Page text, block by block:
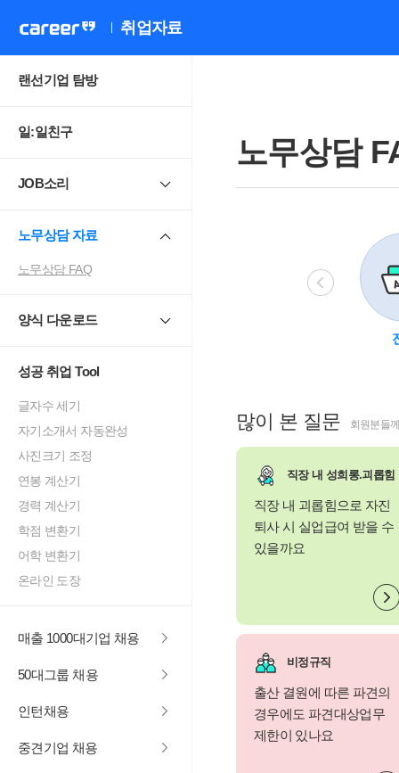
취업자료
랜선기업 탐방
일:일친구
JOB소리
노무상담 자료
노무상담 FAQ
양식 다운로드
성공 취업 Tool
글자수 세기
자기소개서 자동완성
사진크기 조정
연봉 계산기
경력 계산기
학점 변환기
어학 변환기
온라인 도장
매출 1000대기업 채용
50대그룹 채용
인턴채용
중견기업 채용
노무상담
많이 본 질문 회원분들
직장 내 성희롱.괴롭힘
직장 내 괴롭힘으로 자진
퇴사 시 실업급여 받을 수
있을까요
비정규직
출산 결원에 따른 파견의
경우에도 파견대상업무
제한이 있나요